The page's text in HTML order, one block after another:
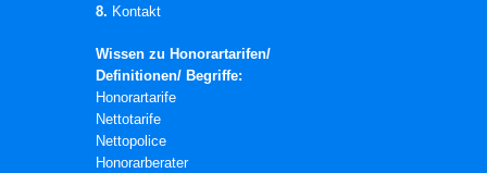
8. Kontakt
Wissen zu Honorartarifen/
Definitionen/ Begriffe:
Honorartarife
Nettotarife
Nettopolice
Honorarberater